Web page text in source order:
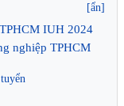
[ẩn]
IUH 2024
nghiệp TPHCM